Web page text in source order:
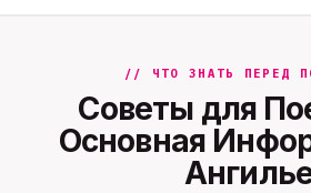
// ЧТО ЗНАТЬ ПЕРЕД
Советы для
Основная